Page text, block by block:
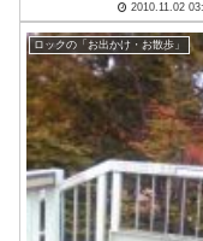
2010.11.02
ロックの「お出かけ・お散歩」